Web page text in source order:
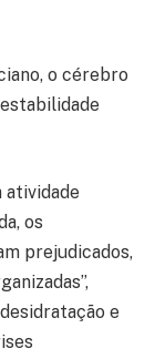
o cérebro
atividade
os
prejudicados,
e